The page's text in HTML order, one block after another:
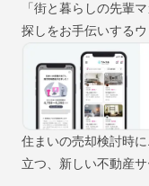
「街と暮らしの先輩
探しをお手伝いする
住まいの売却検討時
立つ、新しい不動産サ